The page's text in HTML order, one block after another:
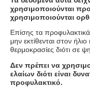
χρησιμοποιούνται
χρησιμοποιούνται
Επίσης τα
μην εκτίθενται στον
θερμοκρασίες διότι σε
Δεν πρέπει να
ελαίων διότι είναι
προφυλακτικό.